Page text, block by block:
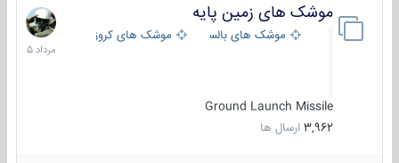
موشک های زمین پایه
موشک های بالستیک موشک های کروز
Ground Launch Missile
3,962 ارسال ها
2
مرداد
1405